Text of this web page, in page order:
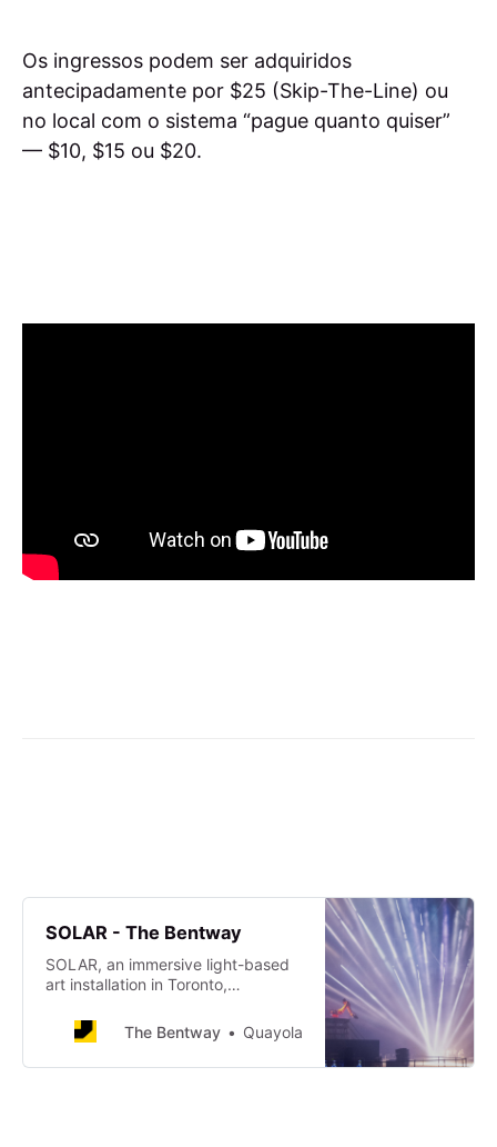
Os ingressos podem ser adquiridos
antecipadamente por $25 (Skip-The-Line) ou
no local com o sistema “pague quanto quiser”
— $10, $15 ou $20.
SOLAR - The Bentway
SOLAR, an immersive light-based
art installation in Toronto,
glowing sunset.The Bentway Quayola